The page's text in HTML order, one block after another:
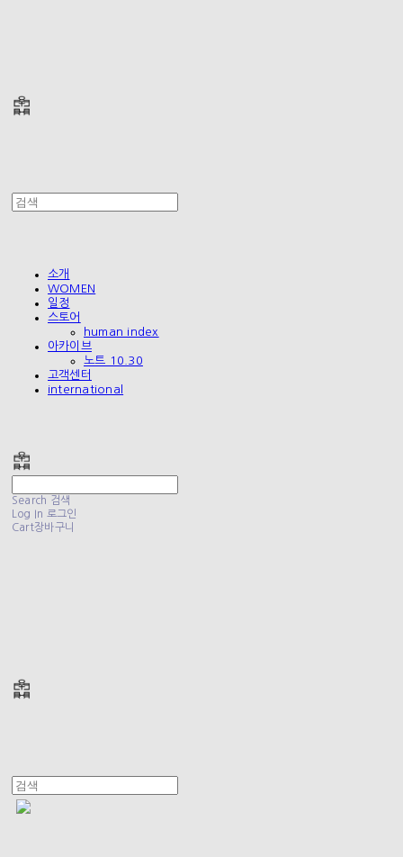
소개
WOMEN
일정
스토어
human index
아카이브
노트 10.30
고객센터
international
Search 검색
Log In 로그인
Cart장바구니